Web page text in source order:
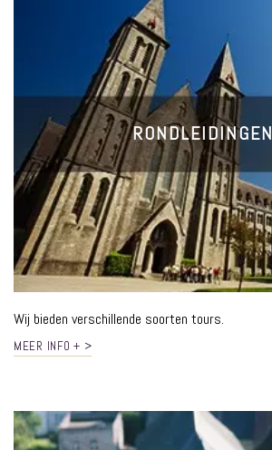
RONDLEIDINGEN
Wij bieden verschillende soorten tours.
MEER INFO + >